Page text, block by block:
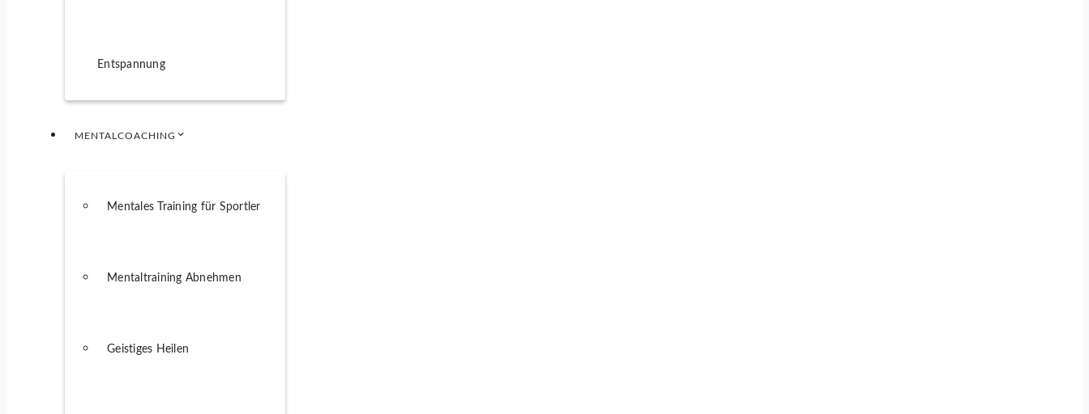
Entspannung
MENTALCOACHING
Mentales Training für Sportler
Mentaltraining Abnehmen
Geistiges Heilen